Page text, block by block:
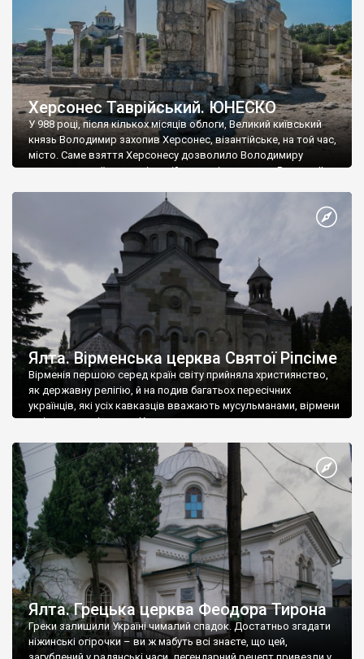
Херсонес Таврійський. ЮНЕСКО
У 988 році, після кількох місяців облоги, Великий київський
князь Володимир захопив Херсонес, візантійське, на той час,
місто. Саме взяття Херсонесу дозволило Володимиру
диктувати свої умови візантійському імператору Василю ІІ, та
Херсонесі Володимир-язичник, став Василем-християнином.
А потім було Хрещення Русі. На честь Херсонесу Таврійського
Ялта. Вірменська церква Святої Ріпсіме
Вірменія першою серед країн світу прийняла християнство,
як державну релігію, й на подив багатьох пересічних
українців, які усіх кавказців вважають мусульманами, вірмени
є відданими вірянами Христа
Ялта. Грецька церква Феодора Тирона
Греки залишили Україні чималий спадок. Достатньо згадати
ніжинські огірочки – ви ж мабуть всі знаєте, що цей,